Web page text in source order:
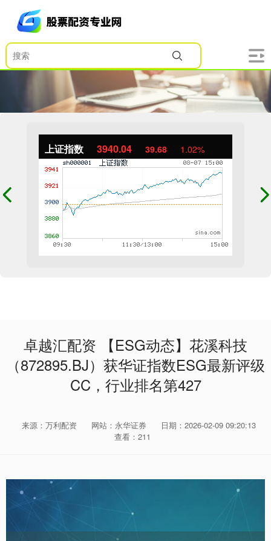
上证指数 3940.04 39.68 1.02%
卓越汇配资 【ESG动态】花溪科技
（872895.BJ）获华证指数ESG最新评级
CC，行业排名第427
来源：万利配资 网站：永华证券
日期：2026-02-09 09:20:13
查看：211